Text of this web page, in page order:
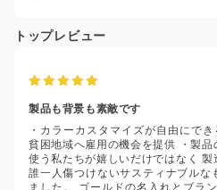
トップレビュー
製品も背景も素敵です
・カラーカスタマイズが自由にで
貧困地域へ雇用の機会を提供 ・製
使う私たちが嬉しいだけではなく
誰一人傷つけないサスティナブルな
ました。 ゴールドの名入れとブラ